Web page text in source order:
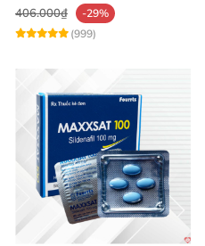
406.000₫
-29%
(999)